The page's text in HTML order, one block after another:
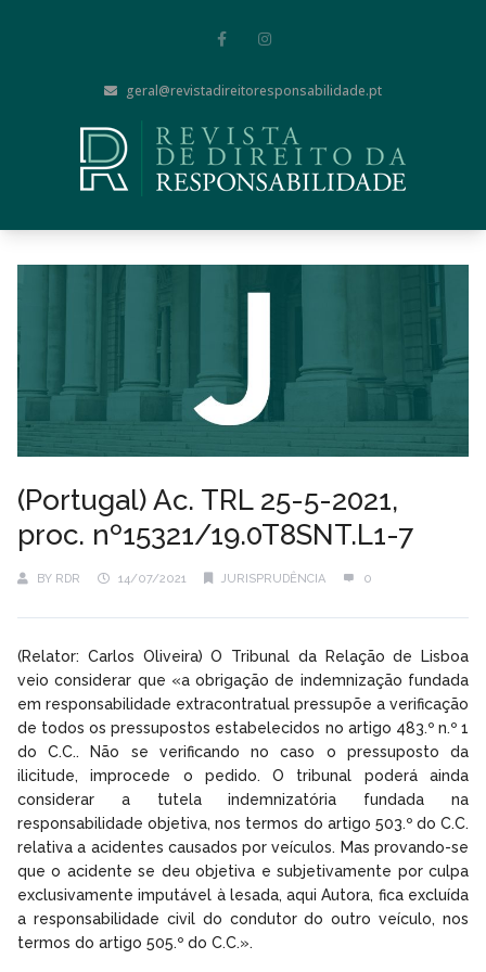
geral@revistadireitoresponsabilidade.pt
(Portugal) Ac. TRL 25-5-2021,
proc. nº15321/19.0T8SNT.L1-7
BY RDR 14/07/2021 JURISPRUDÊNCIA 0
(Relator: Carlos Oliveira) O Tribunal da Relação de Lisboa
veio considerar que «a obrigação de indemnização fundada
em responsabilidade extracontratual pressupõe a verificação
de todos os pressupostos estabelecidos no artigo 483.º n.º 1
do C.C.. Não se verificando no caso o pressuposto da
ilicitude, improcede o pedido. O tribunal poderá ainda
considerar a tutela indemnizatória fundada na
responsabilidade objetiva, nos termos do artigo 503.º do C.C.
relativa a acidentes causados por veículos. Mas provando-se
que o acidente se deu objetiva e subjetivamente por culpa
exclusivamente imputável à lesada, aqui Autora, fica excluída
a responsabilidade civil do condutor do outro veículo, nos
termos do artigo 505.º do C.C.».